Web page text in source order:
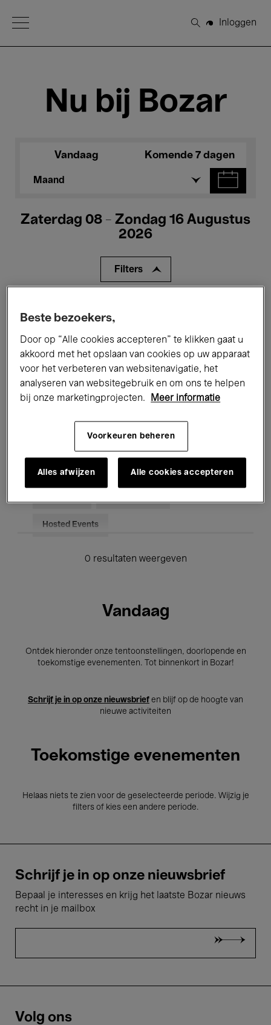
Open Menu
Zoeken
Inloggen
Nu bij Bozar
Vandaag Komende 7 dagen
Maand
Zaterdag 08 - Zondag 16 Augustus
2026
Filters
Tentoonstellingen Films
Performances Lezingen & Debatten
Klassieke Muziek Global Music
Elektronische Muziek
Voor iedereen Kids’ Palace
Hosted Events
0 resultaten weergeven
Vandaag
Ontdek hieronder onze tentoonstellingen, doorlopende en
toekomstige evenementen. Tot binnenkort in Bozar!
Schrijf je in op onze nieuwsbrief en blijf op de hoogte van
nieuwe activiteiten
Toekomstige evenementen
Helaas niets te zien voor de geselecteerde periode. Wijzig je
filters of kies een andere periode.
Schrijf je in op onze nieuwsbrief
Bepaal je interesses en krijg het laatste Bozar nieuws
recht in je mailbox
Volg ons
Beste bezoekers,
Door op “Alle cookies accepteren” te klikken gaat u
akkoord met het opslaan van cookies op uw apparaat
voor het verbeteren van websitenavigatie, het
analyseren van websitegebruik en om ons te helpen
bij onze marketingprojecten.
Meer informatie
Voorkeuren beheren
Alles afwijzen Alle cookies accepteren